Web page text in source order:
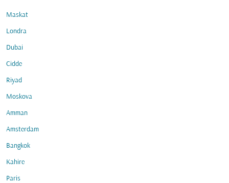
Maskat
Londra
Dubai
Cidde
Riyad
Moskova
Amman
Amsterdam
Bangkok
Kahire
Paris